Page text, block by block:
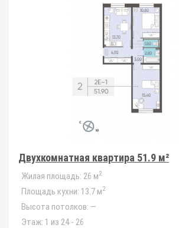
Двухкомнатная квартира 51.9 м²
Жилая площадь: 26 м2
Площадь кухни: 13.7 м2
Высота потолков: —
Этаж: 1 из 24 - 26